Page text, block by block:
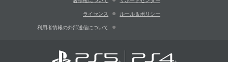
ライセンス ルール＆ポリシー
利用者情報の外部送信について